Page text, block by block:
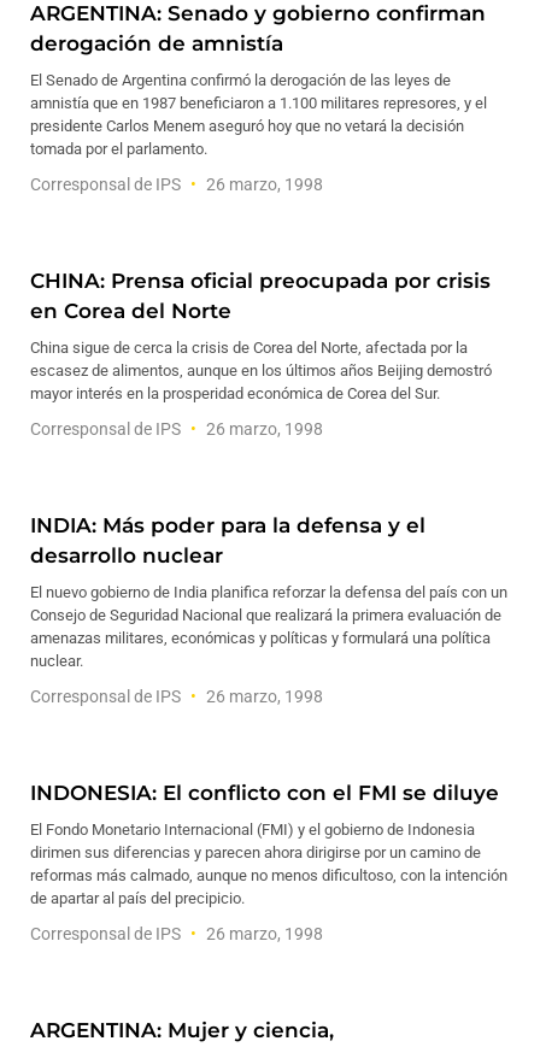
ARGENTINA: Senado y gobierno confirman
derogación de amnistía
El Senado de Argentina confirmó la derogación de las leyes de
amnistía que en 1987 beneficiaron a 1.100 militares represores, y el
presidente Carlos Menem aseguró hoy que no vetará la decisión
tomada por el parlamento.
Corresponsal de IPS 26 marzo, 1998
CHINA: Prensa oficial preocupada por crisis
en Corea del Norte
China sigue de cerca la crisis de Corea del Norte, afectada por la
escasez de alimentos, aunque en los últimos años Beijing demostró
mayor interés en la prosperidad económica de Corea del Sur.
Corresponsal de IPS 26 marzo, 1998
INDIA: Más poder para la defensa y el
desarrollo nuclear
El nuevo gobierno de India planifica reforzar la defensa del país con un
Consejo de Seguridad Nacional que realizará la primera evaluación de
amenazas militares, económicas y políticas y formulará una política
nuclear.
Corresponsal de IPS 26 marzo, 1998
INDONESIA: El conflicto con el FMI se diluye
El Fondo Monetario Internacional (FMI) y el gobierno de Indonesia
dirimen sus diferencias y parecen ahora dirigirse por un camino de
reformas más calmado, aunque no menos dificultoso, con la intención
de apartar al país del precipicio.
Corresponsal de IPS 26 marzo, 1998
ARGENTINA: Mujer y ciencia,